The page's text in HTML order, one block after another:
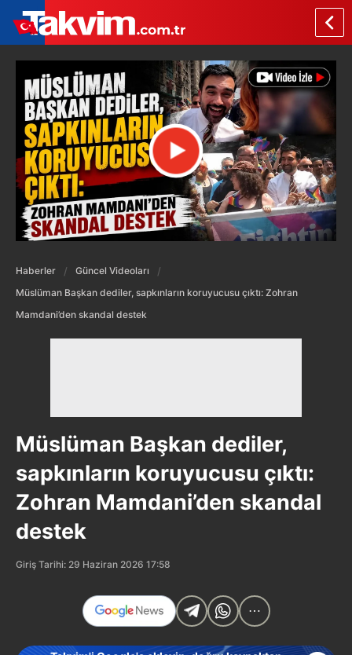
Haberler
Güncel Videoları
Müslüman Başkan dediler, sapkınların koruyucusu çıktı: Zohran
Mamdani’den skandal destek
Müslüman Başkan dediler,
sapkınların koruyucusu çıktı:
Zohran Mamdani’den skandal
destek
Giriş Tarihi: 29 Haziran 2026 17:58